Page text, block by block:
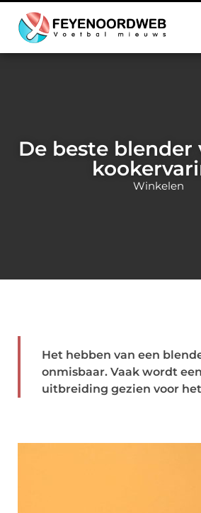
De beste
Winkelen
Het hebben van een
onmisbaar. Vaak wordt
uitbreiding gezien voor het